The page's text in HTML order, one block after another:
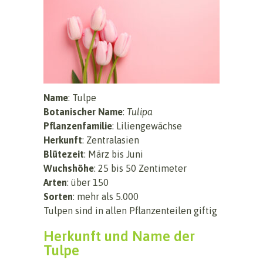
Name: Tulpe
Botanischer Name: Tulipa
Pflanzenfamilie: Liliengewächse
Herkunft: Zentralasien
Blütezeit: März bis Juni
Wuchshöhe: 25 bis 50 Zentimeter
Arten: über 150
Sorten: mehr als 5.000
Tulpen sind in allen Pflanzenteilen giftig
Herkunft und Name der
Tulpe